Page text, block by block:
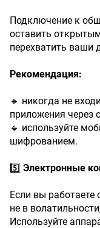
Подключение к
оставить
перехватить ваши
Рекомендация:
🔹 никогда не
приложения через
🔹 используйте
шифрованием.
5️⃣ Электронные
Если вы работаете
не в
Используйте